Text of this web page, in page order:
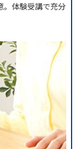
。体験受講で充分